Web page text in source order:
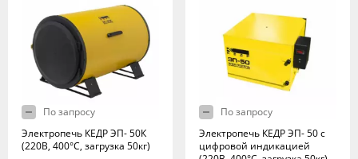
По запросу
Электропечь КЕДР ЭП- 50К
(220В, 400°C, загрузка 50кг)
По запросу
Электропечь КЕДР ЭП- 50 с
цифровой индикацией